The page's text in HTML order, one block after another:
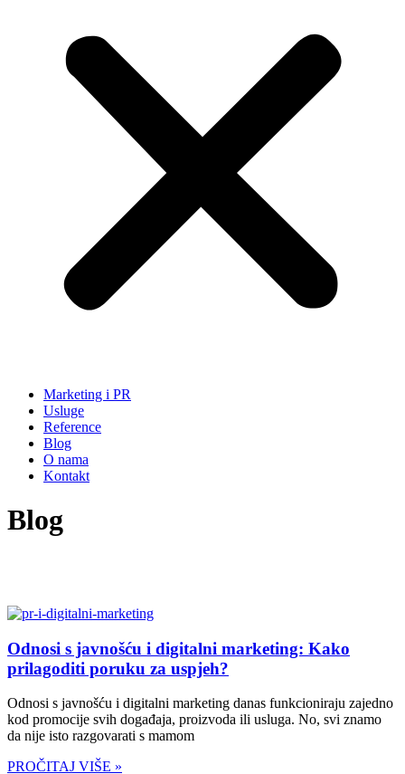
Marketing i PR
Usluge
Reference
Blog
O nama
Kontakt
Blog
Odnosi s javnošću i digitalni marketing: Kako
prilagoditi poruku za uspjeh?
Odnosi s javnošću i digitalni marketing danas funkcioniraju zajedno
kod promocije svih događaja, proizvoda ili usluga. No, svi znamo
da nije isto razgovarati s mamom
PROČITAJ VIŠE »